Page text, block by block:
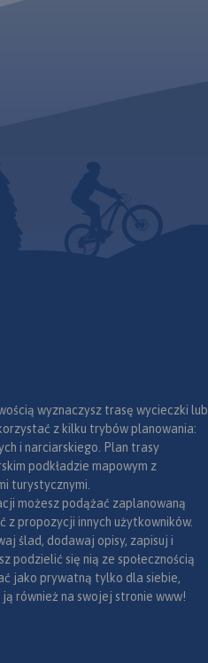
(lokalne
Gniazd,
oraz
trasy:
i
ze
wyznaczysz trasę wycieczki lub
z kilku trybów planowania:
i narciarskiego. Plan trasy
podkładzie mapowym z
turystycznymi.
możesz podążać zaplanowaną
z propozycji innych użytkowników.
ślad, dodawaj opisy, zapisuj i
podzielić się nią ze społecznością
jako prywatną tylko dla siebie,
również na swojej stronie www!